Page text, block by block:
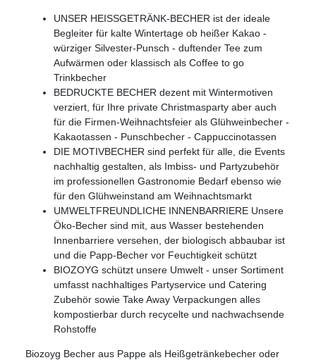
UNSER HEISSGETRÄNK-BECHER ist der ideale
Begleiter für kalte Wintertage ob heißer Kakao -
würziger Silvester-Punsch - duftender Tee zum
Aufwärmen oder klassisch als Coffee to go
Trinkbecher
BEDRUCKTE BECHER dezent mit Wintermotiven
verziert, für Ihre private Christmasparty aber auch
für die Firmen-Weihnachtsfeier als Glühweinbecher -
Kakaotassen - Punschbecher - Cappuccinotassen
DIE MOTIVBECHER sind perfekt für alle, die Events
nachhaltig gestalten, als Imbiss- und Partyzubehör
im professionellen Gastronomie Bedarf ebenso wie
für den Glühweinstand am Weihnachtsmarkt
UMWELTFREUNDLICHE INNENBARRIERE Unsere
Öko-Becher sind mit, aus Wasser bestehenden
Innenbarriere versehen, der biologisch abbaubar ist
und die Papp-Becher vor Feuchtigkeit schützt
BIOZOYG schützt unsere Umwelt - unser Sortiment
umfasst nachhaltiges Partyservice und Catering
Zubehör sowie Take Away Verpackungen alles
kompostierbar durch recycelte und nachwachsende
Rohstoffe
Biozoyg Becher aus Pappe als Heißgetränkebecher oder